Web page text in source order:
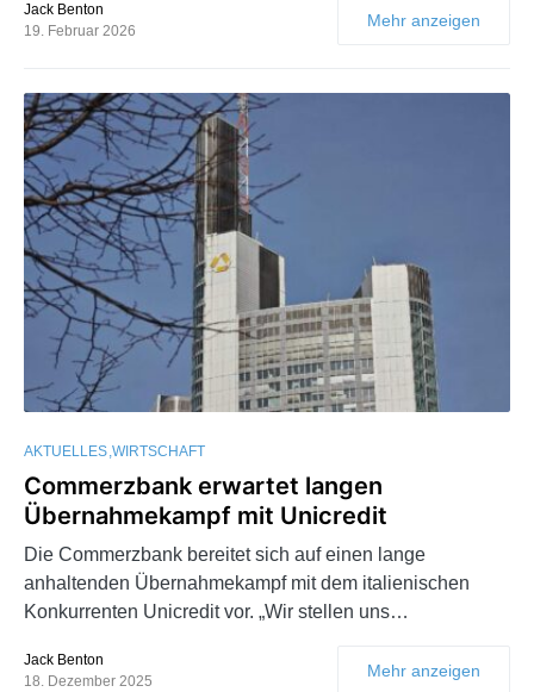
Jack Benton
19. Februar 2026
Mehr anzeigen
AKTUELLES WIRTSCHAFT
Commerzbank erwartet langen
Übernahmekampf mit Unicredit
Die Commerzbank bereitet sich auf einen lange
anhaltenden Übernahmekampf mit dem italienischen
Konkurrenten Unicredit vor. „Wir stellen uns…
Jack Benton
18. Dezember 2025
Mehr anzeigen